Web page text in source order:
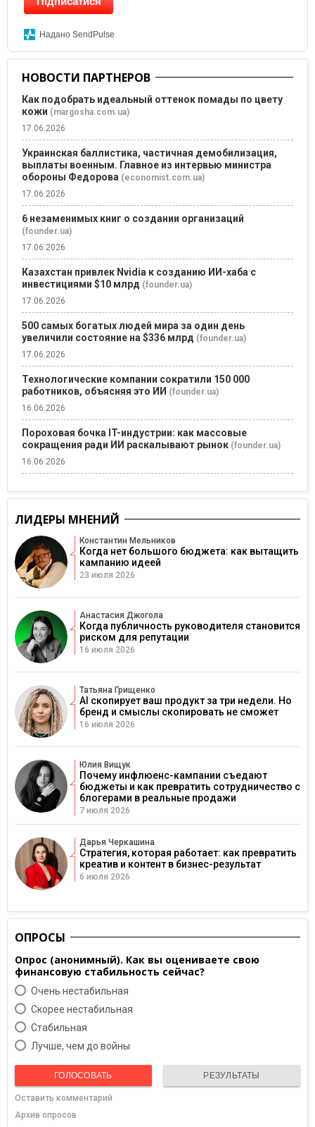
Надано SendPulse
НОВОСТИ ПАРТНЕРОВ
Как подобрать идеальный оттенок помады по цвету
кожи (margosha.com.ua)
17.06.2026
Украинская баллистика, частичная демобилизация,
выплаты военным. Главное из интервью министра
обороны Федорова (economist.com.ua)
17.06.2026
6 незаменимых книг о создании организаций
(founder.ua)
17.06.2026
Казахстан привлек Nvidia к созданию ИИ-хаба с
инвестициями $10 млрд (founder.ua)
17.06.2026
500 самых богатых людей мира за один день
увеличили состояние на $336 млрд (founder.ua)
17.06.2026
Технологические компании сократили 150 000
работников, объясняя это ИИ (founder.ua)
16.06.2026
Пороховая бочка IT-индустрии: как массовые
сокращения ради ИИ раскалывают рынок (founder.ua)
16.06.2026
ЛИДЕРЫ МНЕНИЙ
Константин Мельников
Когда нет большого бюджета: как вытащить
кампанию идеей
23 июля 2026
Анастасия Джогола
Когда публичность руководителя становится
риском для репутации
16 июля 2026
Татьяна Грищенко
AI скопирует ваш продукт за три недели. Но
бренд и смыслы скопировать не сможет
16 июля 2026
Юлия Вищук
Почему инфлюенс-кампании съедают
бюджеты и как превратить сотрудничество с
блогерами в реальные продажи
7 июля 2026
Дарья Черкашина
Стратегия, которая работает: как превратить
креатив и контент в бизнес-результат
6 июля 2026
ОПРОСЫ
Опрос (анонимный). Как вы оцениваете свою
финансовую стабильность сейчас?
Очень нестабильная
Скорее нестабильная
Cтабильная
Лучше, чем до войны
ГОЛОСОВАТЬ РЕЗУЛЬТАТЫ
Оставить комментарий
Архив опросов